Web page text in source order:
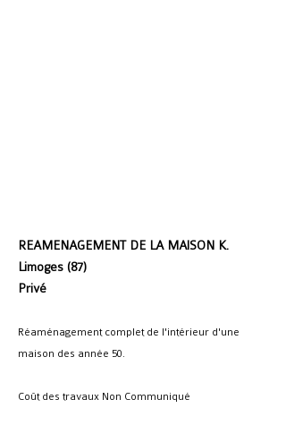
REAMENAGEMENT DE LA MAISON K.
Limoges (87)
Privé
Réaménagement complet de l'intérieur d'une
maison des année 50.
Coût des travaux Non Communiqué